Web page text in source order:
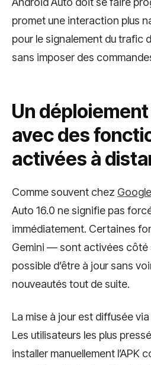
promet une interaction plus
pour le signalement du trafic
sans imposer des
Un
avec des
activées à
Comme souvent chez Google
Auto 16.0 ne signifie pas
immédiatement. Certaines
Gemini — sont activées côté
possible d’être à jour sans
nouveautés tout de suite.
La mise à jour est diffusée via
Les utilisateurs les plus
installer manuellement l’APK